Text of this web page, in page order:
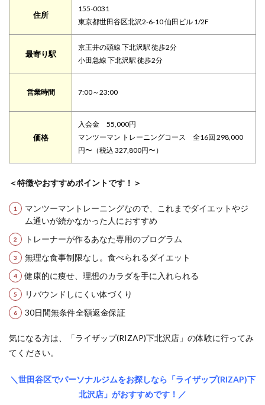
住所
155-0031
東京都世田谷区北沢2-6-10 仙田ビル 1/2F
最寄り駅
京王井の頭線 下北沢駅 徒歩2分
小田急線 下北沢駅 徒歩2分
営業時間 7:00～23:00
価格
入会金 55,000円
マンツーマン トレーニングコース 全16回 298,000
円〜（税込 327,800円〜）
＜特徴やおすすめポイントです！＞
マンツーマントレーニングなので、これまでダイエットやジ
ム通いが続かなかった人におすすめ
トレーナーが作るあなた専用のプログラム
無理な食事制限なし。食べられるダイエット
健康的に痩せ、理想のカラダを手に入れられる
リバウンドしにくい体づくり
30日間無条件全額返金保証
気になる方は、「ライザップ(RIZAP)下北沢店」の体験に行ってみ
てください。
＼世田谷区でパーソナルジムをお探しなら「ライザップ(RIZAP)下
北沢店」がおすすめです！／